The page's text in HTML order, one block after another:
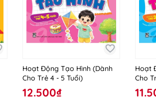
Hoạt Động Tạo Hình (Dành
Cho Trẻ 4 - 5 Tuổi)
12.500₫
Hoạt
Cho